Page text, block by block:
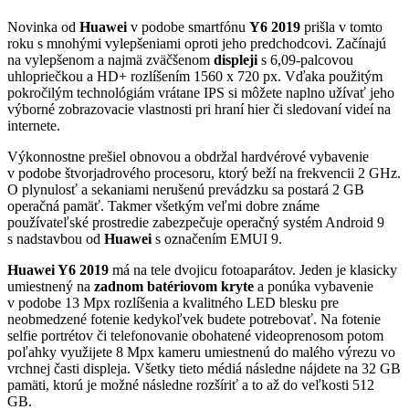
Novinka od Huawei v podobe smartfónu Y6 2019 prišla v tomto
roku s mnohými vylepšeniami oproti jeho predchodcovi. Začínajú
na vylepšenom a najmä zväčšenom displeji s 6,09-palcovou
uhlopriečkou a HD+ rozlíšením 1560 x 720 px. Vďaka použitým
pokročilým technológiám vrátane IPS si môžete naplno užívať jeho
výborné zobrazovacie vlastnosti pri hraní hier či sledovaní videí na
internete.
Výkonnostne prešiel obnovou a obdržal hardvérové vybavenie
v podobe štvorjadrového procesoru, ktorý beží na frekvencii 2 GHz.
O plynulosť a sekaniami nerušenú prevádzku sa postará 2 GB
operačná pamäť. Takmer všetkým veľmi dobre známe
používateľské prostredie zabezpečuje operačný systém Android 9
s nadstavbou od Huawei s označením EMUI 9.
Huawei Y6 2019 má na tele dvojicu fotoaparátov. Jeden je klasicky
umiestnený na zadnom batériovom kryte a ponúka vybavenie
v podobe 13 Mpx rozlíšenia a kvalitného LED blesku pre
neobmedzené fotenie kedykoľvek budete potrebovať. Na fotenie
selfie portrétov či telefonovanie obohatené videoprenosom potom
poľahky využijete 8 Mpx kameru umiestnenú do malého výrezu vo
vrchnej časti displeja. Všetky tieto médiá následne nájdete na 32 GB
pamäti, ktorú je možné následne rozšíriť a to až do veľkosti 512
GB.